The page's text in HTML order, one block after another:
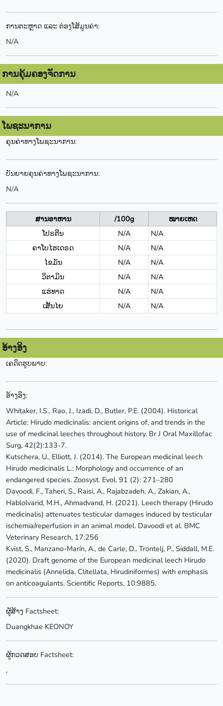
ການຕະຫຼາດ ແລະ ຕ່ອງໂສ້ມູນຄ່າ:
N/A
ການຄຸ້ມຄອງຈັດການ
N/A
ໂພຊະນາການ
ຄຸນຄ່າທາງໂພຊະນາການ:
ບັນຍາຍຄຸນຄ່າທາງໂພຊະນາການ:
N/A
ສານອາຫານ /100g
ໝາຍເຫດ
ໂປຣຕີນ
N/A
N/A
ຄາໂບໄຮເດຣດ
N/A
N/A
ໄຂມັນ
N/A
N/A
ວິຕາມິນ
N/A
N/A
ແຮ່ທາດ
N/A
N/A
ເສັ້ນໄຍ
N/A N/A
ອ້າງອິງ
ເຄດິດຮູບພາບ:
ອ້າງອິງ:
Whitaker, I.S., Rao, J., Izadi, D., Butler, P.E. (2004). Historical
Article: Hirudo medicinalis: ancient origins of, and trends in the
use of medicinal leeches throughout history. Br J Oral Maxillofac
Surg, 42(2):133-7.
Kutschera, U., Elliott, J. (2014). The European medicinal leech
Hirudo medicinalis L.: Morphology and occurrence of an
endangered species. Zoosyst. Evol. 91 (2): 271–280
Davoodi, F., Taheri, S., Raisi, A., Rajabzadeh, A., Zakian, A.,
Hablolvarid, M.H., Ahmadvand, H. (2021). Leech therapy (Hirudo
medicinalis) attenuates testicular damages induced by testicular
ischemia/reperfusion in an animal model. Davoodi et al. BMC
Veterinary Research, 17:256
Kvist, S., Manzano-Marín, A., de Carle, D., Trontelj, P., Siddall, M.E.
(2020). Draft genome of the European medicinal leech Hirudo
medicinalis (Annelida, Clitellata, Hirudiniformes) with emphasis
on anticoagulants. Scientific Reports, 10:9885.
ຜູ້ສ້າງ Factsheet:
Duangkhae KEONOY
ຜູ້ກວດສອບ Factsheet:
,